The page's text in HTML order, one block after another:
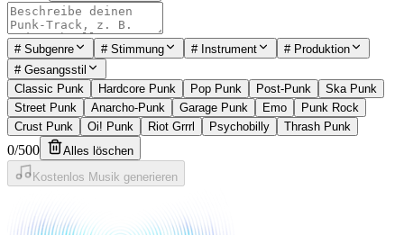
# Subgenre # Stimmung # Instrument # Produktion
# Gesangsstil
Classic Punk
Hardcore Punk Pop Punk Post-Punk
Ska Punk
Street Punk
Anarcho-Punk Garage Punk Emo
Punk Rock
Crust Punk
Oi! Punk Riot Grrrl Psychobilly Thrash Punk
0/500
Alles löschen
Kostenlos Musik generieren